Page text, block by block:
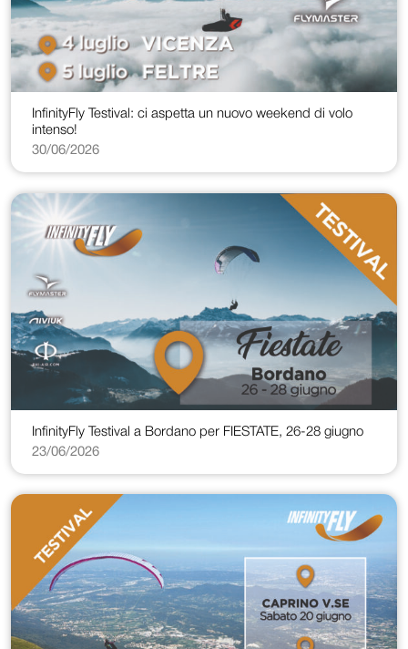
InfinityFly Testival: ci aspetta un nuovo weekend di volo
intenso!
30/06/2026
InfinityFly Testival a Bordano per FIESTATE, 26-28 giugno
23/06/2026